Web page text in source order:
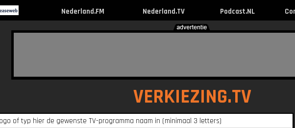
Nederland.FM Nederland.TV Podcast.NL
VERKIEZING.TV